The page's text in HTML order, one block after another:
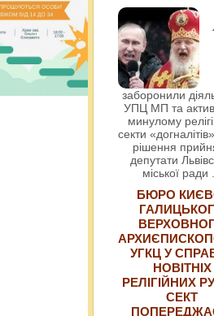
заборонили
УПЦ МП та
минулому
секти
рішення
депутати
міської ради
БЮРО
УГКЦ У
НОВІТНІХ
РЕЛІГІЙНИХ
СЕКТ